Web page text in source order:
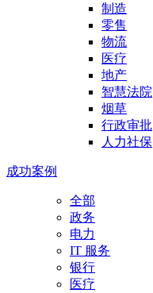
制造
零售
物流
医疗
地产
智慧法院
烟草
行政审批
人力社保
成功案例
全部
政务
电力
IT 服务
银行
医疗